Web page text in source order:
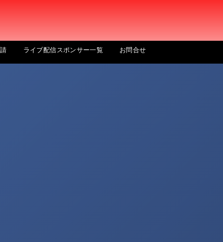
ライブ配信スポンサー一覧 お問合せ